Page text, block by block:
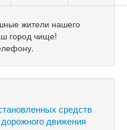
жители нашего
город чище!
средств
движения